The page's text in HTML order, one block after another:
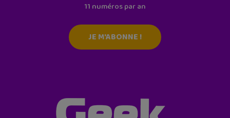
11 numéros par an
JE M'ABONNE !